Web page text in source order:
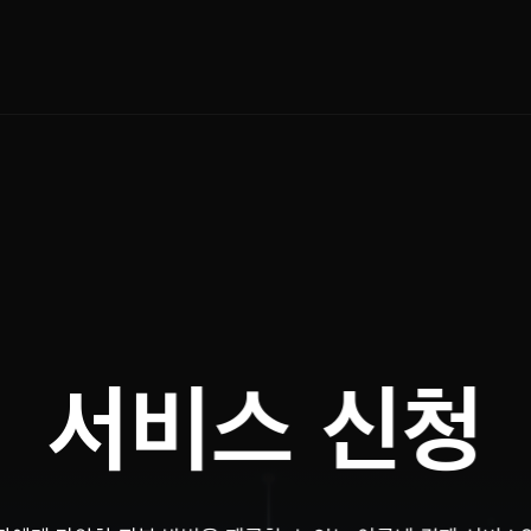
서비스 신청